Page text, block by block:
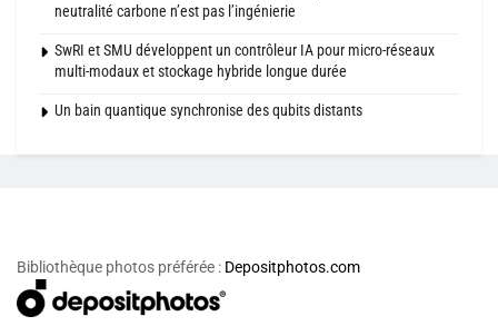
neutralité carbone n’est pas l’ingénierie
SwRI et SMU développent un contrôleur IA pour micro-réseaux
multi-modaux et stockage hybride longue durée
Un bain quantique synchronise des qubits distants
Bibliothèque photos préférée : Depositphotos.com